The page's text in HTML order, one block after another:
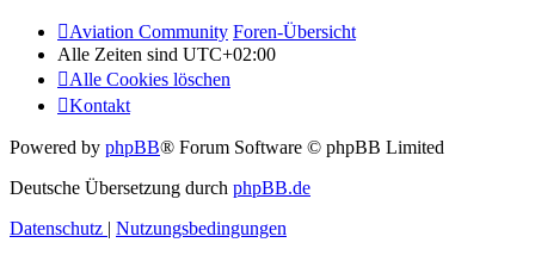
Aviation Community Foren-Übersicht
Alle Zeiten sind UTC+02:00
Alle Cookies löschen
Kontakt
Powered by phpBB® Forum Software © phpBB Limited
Deutsche Übersetzung durch phpBB.de
Datenschutz
Nutzungsbedingungen